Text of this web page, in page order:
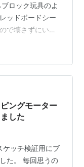
ロック玩具のよ
ッドボードシー
で壊さずにいる
て飾ってしまう
。 たまたまいろ
ードシールドを複
しまうのが良く
き直ってこしば
ングモーター
した
ケッチ検証用にブ
た。 毎回思うの